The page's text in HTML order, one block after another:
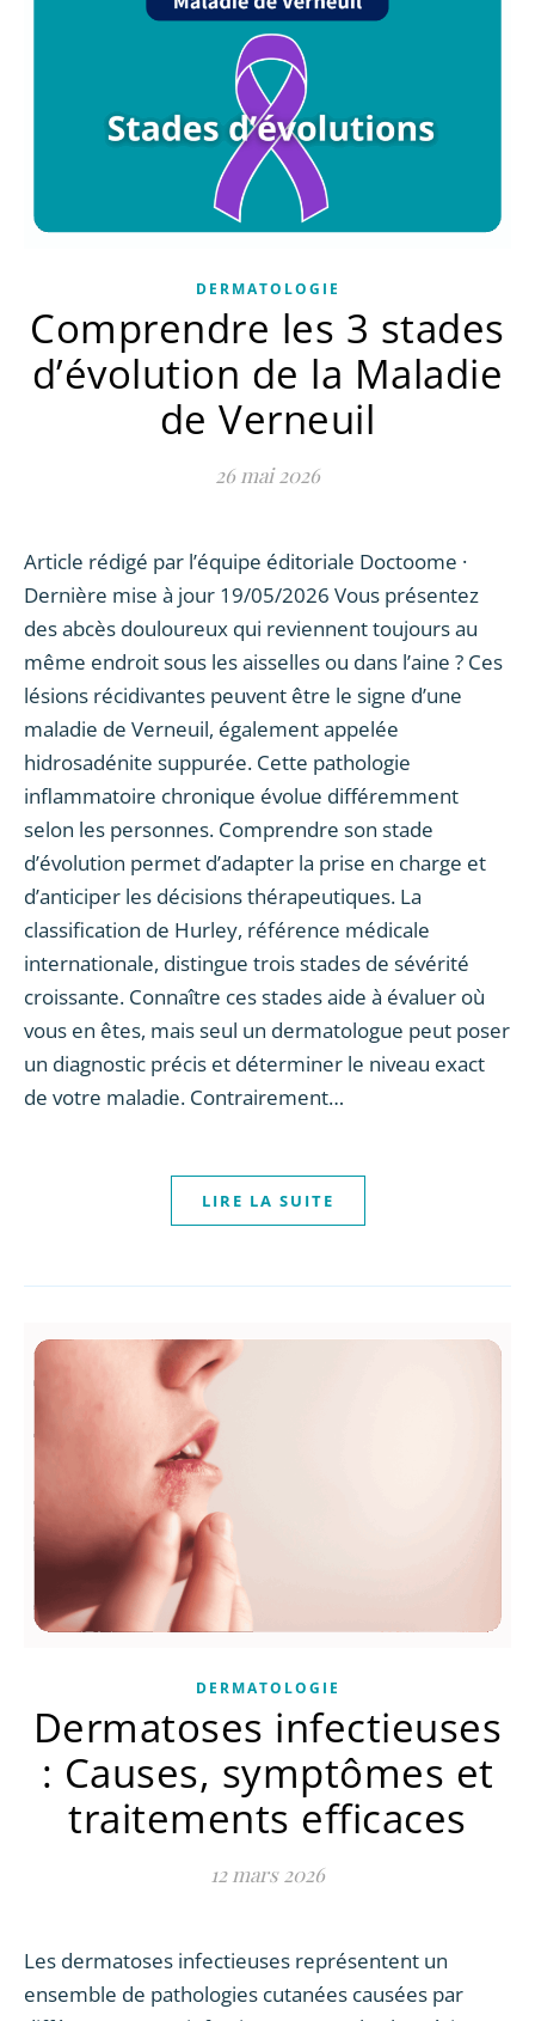
DERMATOLOGIE
Comprendre les 3 stades
d’évolution de la Maladie
de Verneuil
26 mai 2026
Article rédigé par l’équipe éditoriale Doctoome ·
Dernière mise à jour 19/05/2026 Vous présentez
des abcès douloureux qui reviennent toujours au
même endroit sous les aisselles ou dans l’aine ? Ces
lésions récidivantes peuvent être le signe d’une
maladie de Verneuil, également appelée
hidrosadénite suppurée. Cette pathologie
inflammatoire chronique évolue différemment
selon les personnes. Comprendre son stade
d’évolution permet d’adapter la prise en charge et
d’anticiper les décisions thérapeutiques. La
classification de Hurley, référence médicale
internationale, distingue trois stades de sévérité
croissante. Connaître ces stades aide à évaluer où
vous en êtes, mais seul un dermatologue peut poser
un diagnostic précis et déterminer le niveau exact
de votre maladie. Contrairement…
LIRE LA SUITE
DERMATOLOGIE
Dermatoses infectieuses
: Causes, symptômes et
traitements efficaces
12 mars 2026
Les dermatoses infectieuses représentent un
ensemble de pathologies cutanées causées par